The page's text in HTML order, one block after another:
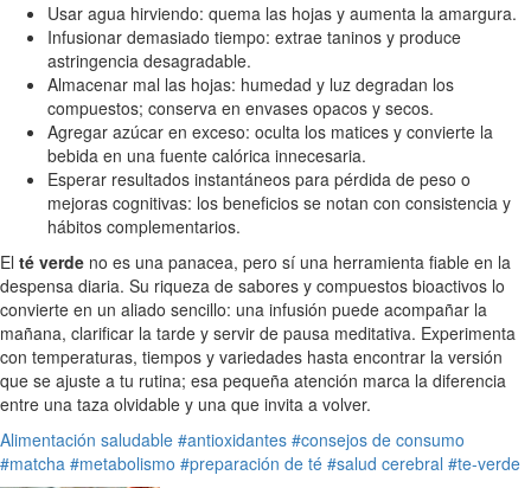
Usar agua hirviendo: quema las hojas y aumenta la amargura.
Infusionar demasiado tiempo: extrae taninos y produce
astringencia desagradable.
Almacenar mal las hojas: humedad y luz degradan los
compuestos; conserva en envases opacos y secos.
Agregar azúcar en exceso: oculta los matices y convierte la
bebida en una fuente calórica innecesaria.
Esperar resultados instantáneos para pérdida de peso o
mejoras cognitivas: los beneficios se notan con consistencia y
hábitos complementarios.
El té verde no es una panacea, pero sí una herramienta fiable en la
despensa diaria. Su riqueza de sabores y compuestos bioactivos lo
convierte en un aliado sencillo: una infusión puede acompañar la
mañana, clarificar la tarde y servir de pausa meditativa. Experimenta
con temperaturas, tiempos y variedades hasta encontrar la versión
que se ajuste a tu rutina; esa pequeña atención marca la diferencia
entre una taza olvidable y una que invita a volver.
Alimentación saludable #antioxidantes #consejos de consumo
#matcha #metabolismo #preparación de té #salud cerebral #te-verde